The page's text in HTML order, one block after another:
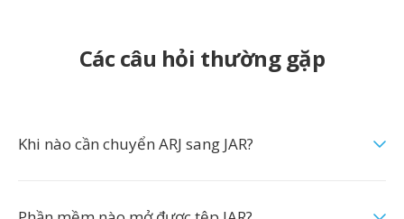
Các câu hỏi thường gặp
Khi nào cần chuyển ARJ sang JAR?